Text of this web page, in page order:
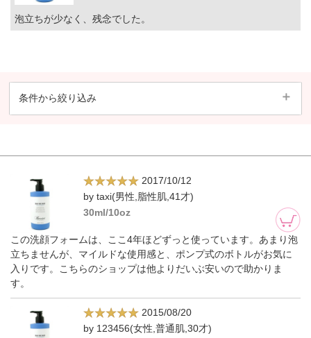
泡立ちが少なく、残念でした。
条件から絞り込み
2017/10/12
by taxi(男性,脂性肌,41才)
30ml/10oz
この洗顔フォームは、ここ4年ほどずっと使っています。あまり泡
立ちませんが、マイルドな使用感と、ポンプ式のボトルがお気に
入りです。こちらのショップは他よりだいぶ安いので助かりま
す。
2015/08/20
by 123456(女性,普通肌,30才)